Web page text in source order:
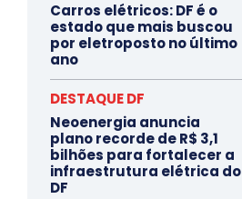
Carros elétricos: DF é o
estado que mais buscou
por eletroposto no último
ano
DESTAQUE DF
Neoenergia anuncia
plano recorde de R$ 3,1
bilhões para fortalecer a
infraestrutura elétrica do
DF